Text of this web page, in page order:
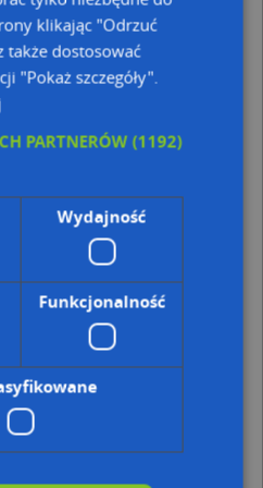
- inne Finanse,
Słowackiego 17, 37-700
gen. Józefa Sowińskiego 5,
Dworskiego 8, 37-700
Dworskiego 8, 37-700
8, 37-700
8, Ulica (37-700)
2, Ulica (37-700)
6, Ulica (37-700)
11, Ulica (37-700)
klikając "Odrzuć
także dostosować
"Pokaż szczegóły".
PARTNERÓW(1192)
Wydajność
Funkcjonalność